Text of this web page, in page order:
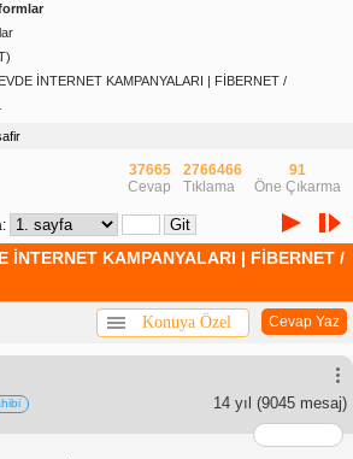
İNTERNET KAMPANYALARI | FİBERNET /
37665
Cevap
2766466
Tıklama
91
Öne Çıkarma
İNTERNET KAMPANYALARI | FİBERNET /
Cevap Yaz
Konuya Özel
14 yıl (9045 mesaj)